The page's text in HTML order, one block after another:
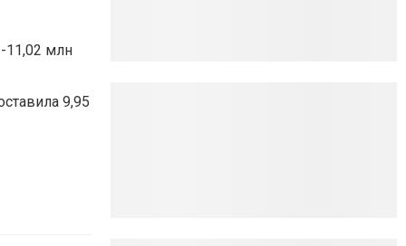
-11,02 млн
9,95